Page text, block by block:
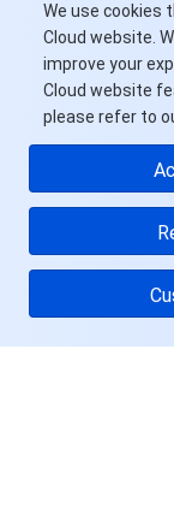
We use cookies
Cloud website.
improve your
Cloud website
please refer to